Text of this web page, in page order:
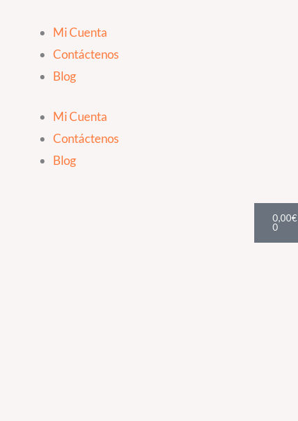
Mi Cuenta
Contáctenos
Blog
Mi Cuenta
Contáctenos
Blog
0,00€
0
Cart